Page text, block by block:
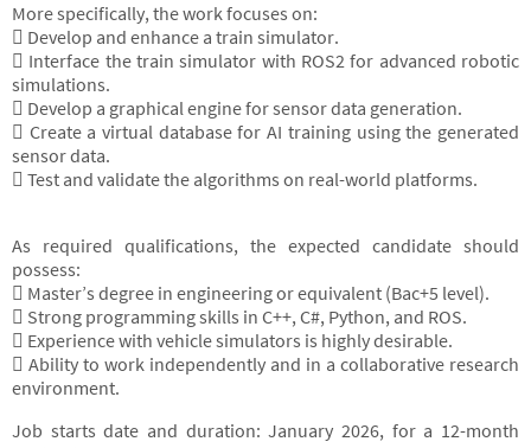
More specifically, the work focuses on:
 Develop and enhance a train simulator.
 Interface the train simulator with ROS2 for advanced robotic
simulations.
 Develop a graphical engine for sensor data generation.
 Create a virtual database for AI training using the generated
sensor data.
 Test and validate the algorithms on real-world platforms.
As required qualifications, the expected candidate should
possess:
 Master’s degree in engineering or equivalent (Bac+5 level).
 Strong programming skills in C++, C#, Python, and ROS.
 Experience with vehicle simulators is highly desirable.
 Ability to work independently and in a collaborative research
environment.
Job starts date and duration: January 2026, for a 12-month